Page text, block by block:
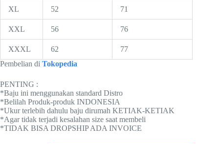
XL 52 71
XXL 56 76
XXXL 62
77
Pembelian di Tokopedia
PENTING :
*Baju ini menggunakan standard Distro
*Belilah Produk-produk INDONESIA
*Ukur terlebih dahulu baju dirumah KETIAK-KETIAK
*Agar tidak terjadi kesalahan size saat membeli
*TIDAK BISA DROPSHIP ADA INVOICE